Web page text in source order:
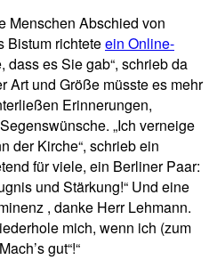
Menschen Abschied von
Bistum richteteein Online-
dass es Sie gab“, schrieb da
Art und Größe müsste es mehr
Erinnerungen,
„Ich verneige
der Kirche“, schrieb ein
für viele, ein Berliner Paar:
und Stärkung!“ Und eine
, danke Herr Lehmann.
mich, wenn ich (zum
gut“!“